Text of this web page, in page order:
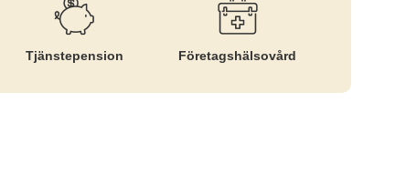
Tjänste­pension Företags­hälsovård